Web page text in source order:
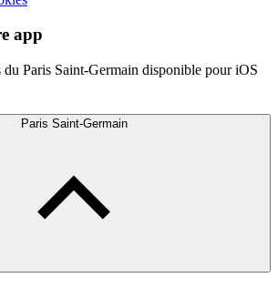
app
du Paris Saint-Germain disponible pour iOS
Paris Saint-Germain